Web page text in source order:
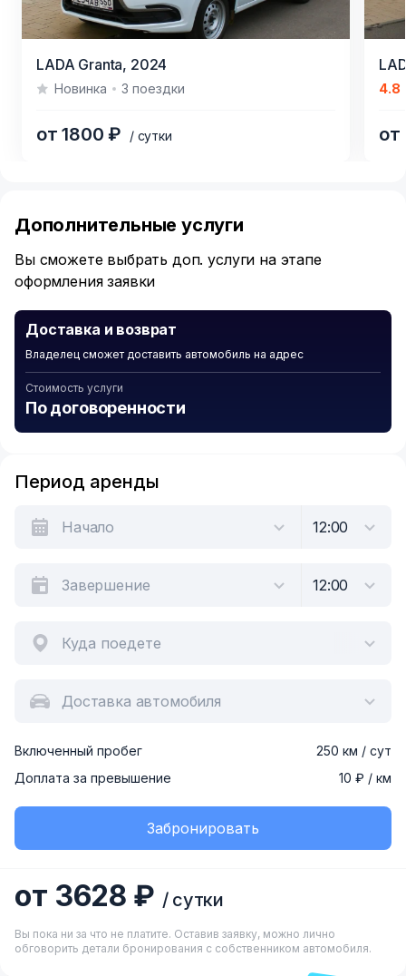
LADA Granta, 2024
Новинка 3 поездки
от 1800 ₽ / сутки
4.8
of
6
Дополнительные услуги
Вы сможете выбрать доп. услуги на этапе
оформления заявки
Доставка и возврат
Владелец сможет доставить автомобиль на адрес
Стоимость услуги
По договоренности
Период аренды
Куда поедете
Доставка автомобиля
Включенный пробег
250 км / сут
Доплата за превышение
10 ₽ / км
Забронировать
от 3628 ₽ / сутки
Вы пока ни за что не платите. Оставив заявку, можно лично
обговорить детали бронирования с собственником автомобиля.